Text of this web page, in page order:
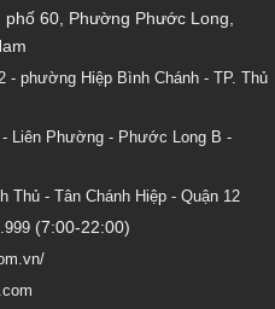
60, Phường Phước Long,
- phường Hiệp Bình Chánh - TP. Thủ
Liên Phường - Phước Long B -
Thủ - Tân Chánh Hiệp - Quận 12
(7:00-22:00)